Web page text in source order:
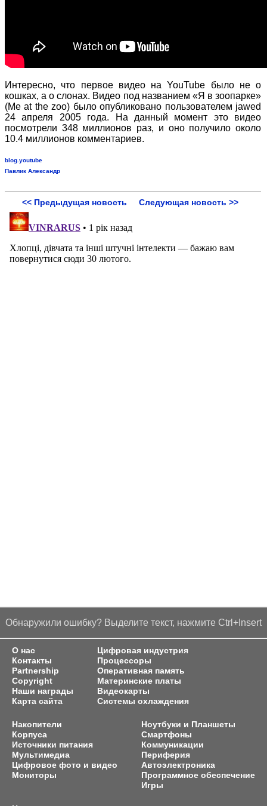
Интересно, что первое видео на YouTube было не о
кошках, а о слонах. Видео под названием «Я в зоопарке»
(Me at the zoo) было опубликовано пользователем jawed
24 апреля 2005 года. На данный момент это видео
посмотрели 348 миллионов раз, и оно получило около
10.4 миллионов комментариев.
blog.youtube
Павлик Александр
<< Предыдущая новость Следующая новость >>
Обнаружили ошибку? Выделите текст, нажмите Ctrl+Insert
О нас
Контакты
Partnership
Copyright
Наши награды
Карта сайта
Цифровая индустрия
Процессоры
Оперативная память
Материнские платы
Видеокарты
Системы охлаждения
Накопители
Корпуса
Источники питания
Мультимедиа
Цифровое фото и видео
Мониторы
Ноутбуки и Планшеты
Смартфоны
Коммуникации
Периферия
Автоэлектроника
Программное обеспечение
Игры